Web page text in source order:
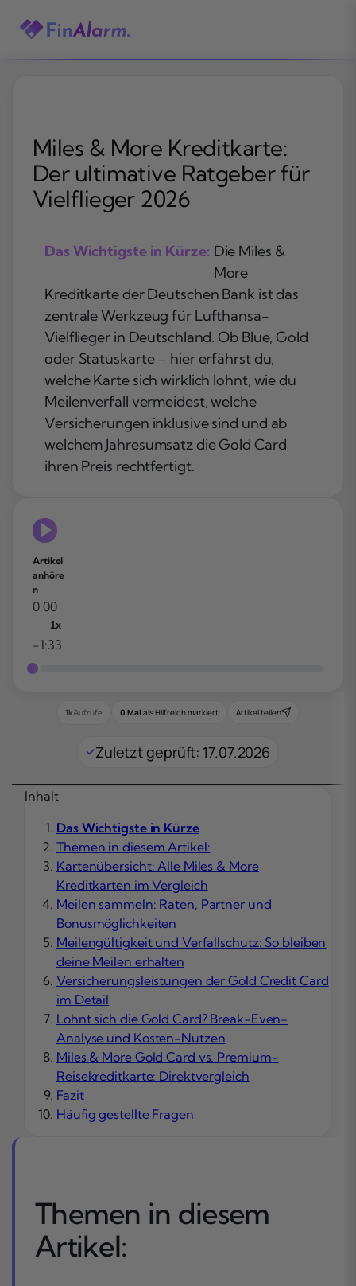
Inhalt
Miles & More Kreditkarte:
Der ultimative Ratgeber für
Vielflieger 2026
Das Wichtigste in Kürze: Die Miles &
More
Kreditkarte der Deutschen Bank ist das
zentrale Werkzeug für Lufthansa-
Vielflieger in Deutschland. Ob Blue, Gold
oder Statuskarte – hier erfährst du,
welche Karte sich wirklich lohnt, wie du
Meilenverfall vermeidest, welche
Versicherungen inklusive sind und ab
welchem Jahresumsatz die Gold Card
ihren Preis rechtfertigt.
Artikel
anhöre
n
0:00
1x
-1:33
1kAufrufe 0 Mal als Hilfreich markiert Artikel teilen
Zuletzt geprüft: 17.07.2026
Inhalt
Das Wichtigste in Kürze
Themen in diesem Artikel:
Kartenübersicht: Alle Miles & More
Kreditkarten im Vergleich
Meilen sammeln: Raten, Partner und
Bonusmöglichkeiten
Meilengültigkeit und Verfallschutz: So bleiben
deine Meilen erhalten
Versicherungsleistungen der Gold Credit Card
im Detail
Lohnt sich die Gold Card? Break-Even-
Analyse und Kosten-Nutzen
Miles & More Gold Card vs. Premium-
Reisekreditkarte: Direktvergleich
Fazit
Häufig gestellte Fragen
Themen in diesem
Artikel: